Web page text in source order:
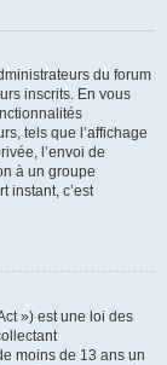
du forum
inscrits. En vous
tels que l’affichage
l’envoi de
à un groupe
instant, c’est
») est une loi des
moins de 13 ans un